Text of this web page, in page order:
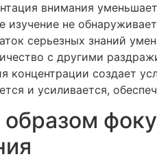
внимания
изучение не
серьезных знаний
с другими
концентрации создает
и усиливается,